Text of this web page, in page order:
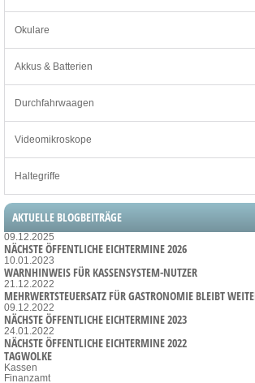
Okulare
Akkus & Batterien
Durchfahrwaagen
Videomikroskope
Haltegriffe
AKTUELLE BLOGBEITRÄGE
09.12.2025
NÄCHSTE ÖFFENTLICHE EICHTERMINE 2026
10.01.2023
WARNHINWEIS FÜR KASSENSYSTEM-NUTZER
21.12.2022
MEHRWERTSTEUERSATZ FÜR GASTRONOMIE BLEIBT
09.12.2022
NÄCHSTE ÖFFENTLICHE EICHTERMINE 2023
24.01.2022
NÄCHSTE ÖFFENTLICHE EICHTERMINE 2022
TAGWOLKE
Kassen
Finanzamt